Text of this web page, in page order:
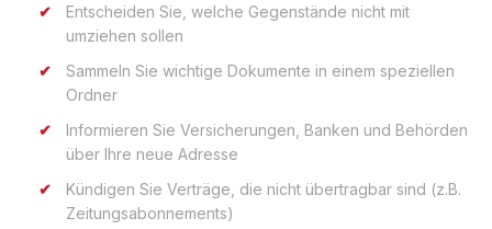
Entscheiden Sie, welche Gegenstände nicht mit
umziehen sollen
Sammeln Sie wichtige Dokumente in einem speziellen
Ordner
Informieren Sie Versicherungen, Banken und Behörden
über Ihre neue Adresse
Kündigen Sie Verträge, die nicht übertragbar sind (z.B.
Zeitungsabonnements)